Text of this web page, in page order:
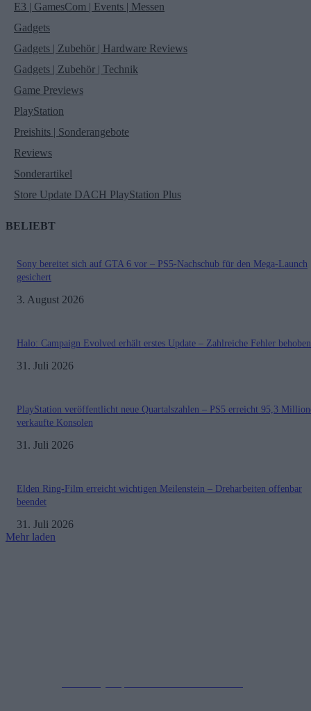
E3 | GamesCom | Events | Messen
Gadgets
Gadgets | Zubehör | Hardware Reviews
Gadgets | Zubehör | Technik
Game Previews
PlayStation
Preishits | Sonderangebote
Reviews
Sonderartikel
Store Update DACH PlayStation Plus
BELIEBT
Sony bereitet sich auf GTA 6 vor – PS5-Nachschub für den Mega-Launch
gesichert
3. August 2026
Halo: Campaign Evolved erhält erstes Update – Zahlreiche Fehler behoben
31. Juli 2026
PlayStation veröffentlicht neue Quartalszahlen – PS5 erreicht 95,3
verkaufte Konsolen
31. Juli 2026
Elden Ring-Film erreicht wichtigen Meilenstein – Dreharbeiten offenbar
beendet
31. Juli 2026
Mehr laden